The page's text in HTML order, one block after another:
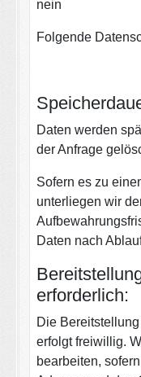
nein
Folgende
Daten werden
der Anfrage
Sofern es zu
unterliegen wir
Daten nach
erforderlich:
Die
erfolgt freiwillig.
bearbeiten,